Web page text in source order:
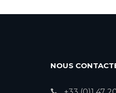
NOUS